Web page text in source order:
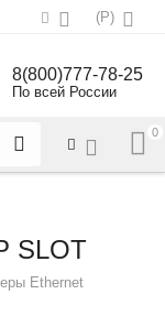
(Р)
8(800)777-78-25
По всей России
0
SLOT
Ethernet